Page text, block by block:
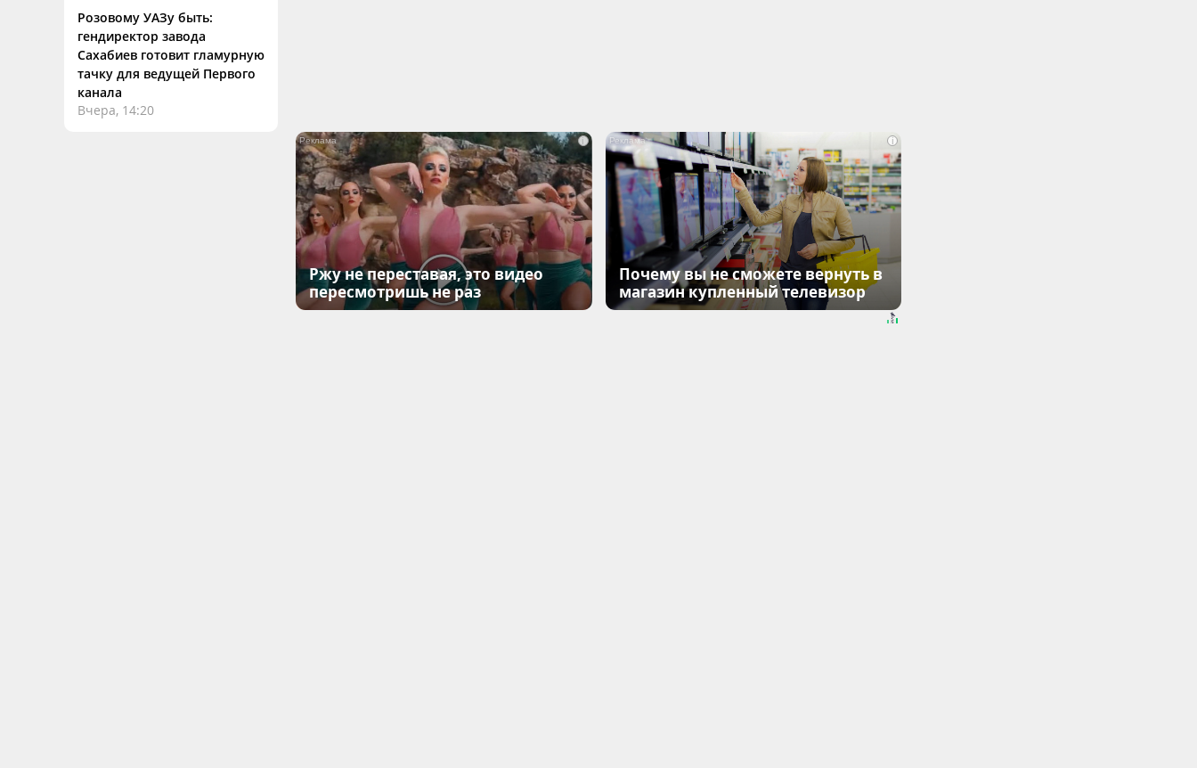
Розовому УАЗу быть:
гендиректор завода
Сахабиев готовит гламурную
тачку для ведущей Первого
канала
Вчера, 14:20
i
Ржу не переставая, это видео
пересмотришь не раз
i
Почему вы не сможете вернуть в
магазин купленный телевизор